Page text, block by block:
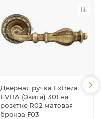
Дверная ручка Extreza
EVITA (Эвита) 301 на
розетке R02 матовая
бронза F03